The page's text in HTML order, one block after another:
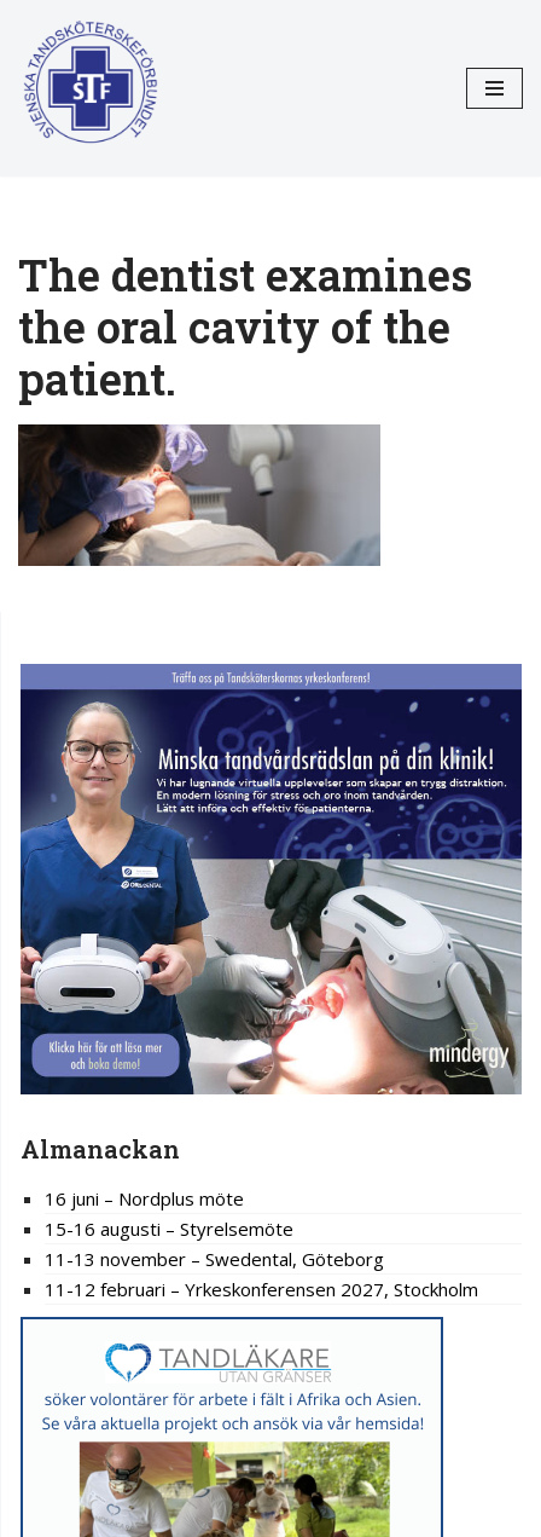
Hoppa
till
innehåll
The dentist examines
the oral cavity of the
patient.
Almanackan
16 juni – Nordplus möte
15-16 augusti – Styrelsemöte
11-13 november – Swedental, Göteborg
11-12 februari – Yrkeskonferensen 2027, Stockholm